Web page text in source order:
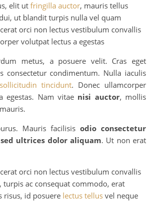
elit ut fringilla auctor, mauris tellus
ut blandit turpis nulla vel quam
orci non lectus vestibulum convallis
volutpat lectus a egestas
metus, a posuere velit. Cras eget
consectetur condimentum. Nulla iaculis
tincidunt. Donec ullamcorper
egestas. Nam vitae nisi auctor, mollis
Mauris facilisis odio consectetur
ultrices dolor aliquam. Ut non erat
orci non lectus vestibulum convallis
turpis ac consequat commodo, erat
risus, id posuere lectus tellus vel neque